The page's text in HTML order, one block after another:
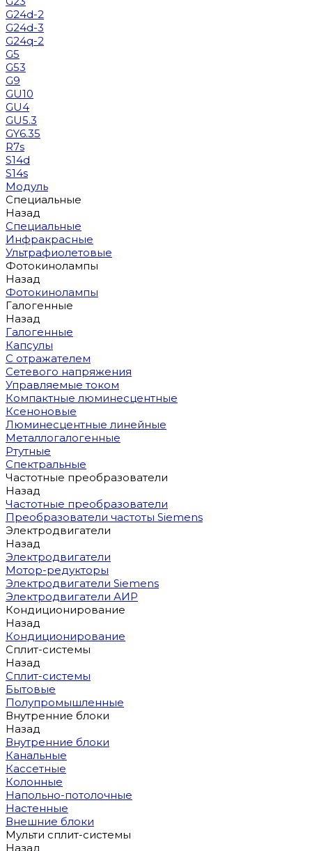
G24d-2
G24d-3
G24q-2
G5
G53
G9
GU10
GU4
GU5.3
GY6.35
R7s
S14d
S14s
Модуль
Специальные
Назад
Специальные
Инфракрасные
Ультрафиолетовые
Фотокинолампы
Назад
Фотокинолампы
Галогенные
Назад
Галогенные
Капсулы
С отражателем
Сетевого напряжения
Управляемые током
Компактные люминесцентные
Ксеноновые
Люминесцентные линейные
Металлогалогенные
Ртутные
Спектральные
Частотные преобразователи
Назад
Частотные преобразователи
Преобразователи частоты Siemens
Электродвигатели
Назад
Электродвигатели
Мотор-редукторы
Электродвигатели Siemens
Электродвигатели АИР
Кондиционирование
Назад
Кондиционирование
Сплит-системы
Назад
Сплит-системы
Бытовые
Полупромышленные
Внутренние блоки
Назад
Внутренние блоки
Канальные
Кассетные
Колонные
Напольно-потолочные
Настенные
Внешние блоки
Мульти сплит-системы
Назад